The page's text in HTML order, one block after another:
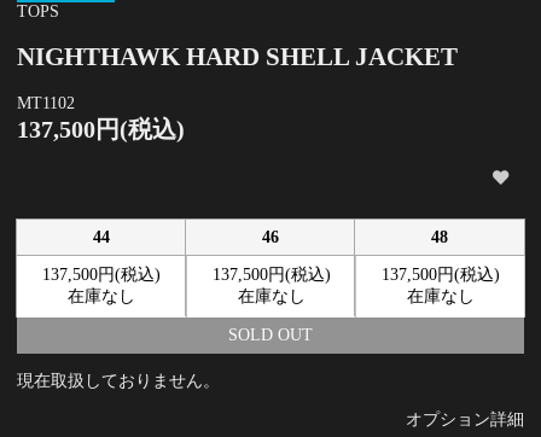
TOPS
NIGHTHAWK HARD SHELL JACKET
MT1102
137,500円(税込)
44 46 48
137,500円(税込)
在庫なし
137,500円(税込)
在庫なし
137,500円(税込)
在庫なし
SOLD OUT
現在取扱しておりません。
オプション詳細